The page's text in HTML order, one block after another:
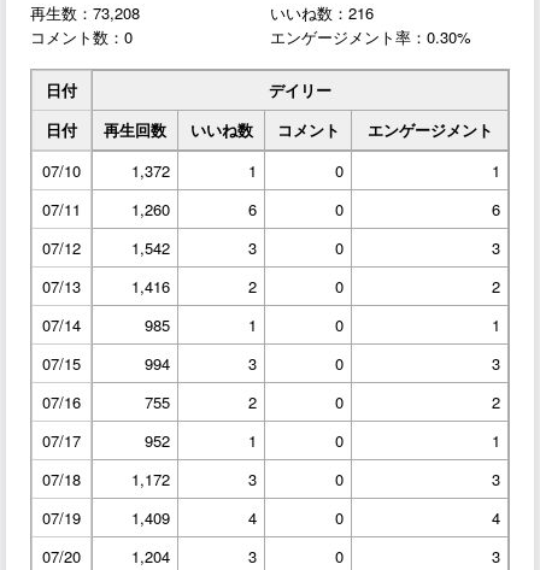
再生数：73,208
いいね数：216
コメント数：0
エンゲージメント率：0.30%
日付
デイリー
日付
再生回数 いいね数 コメント
エンゲージメント
07/10
1,372 1 0
1
07/11
1,260 6 0
6
07/12
1,542 3 0
3
07/13
1,416 2 0
2
07/14
985 1 0
1
07/15
994 3 0
3
07/16
755 2 0
2
07/17
952 1 0
1
07/18
1,172 3 0
3
07/19
1,409 4 0
4
07/20
1,204 3 0
3